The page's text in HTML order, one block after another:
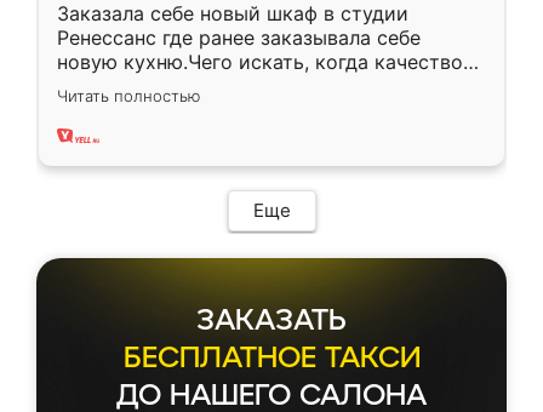
Заказала себе новый шкаф в студии
Ренессанс где ранее заказывала себе
новую кухню.Чего искать, когда качеством
вполне довольна. Служит кухня уже почти
два года, нареканий нет.
Читать полностью
Еще
ЗАКАЗАТЬ
БЕСПЛАТНОЕ ТАКСИ
ДО НАШЕГО САЛОНА